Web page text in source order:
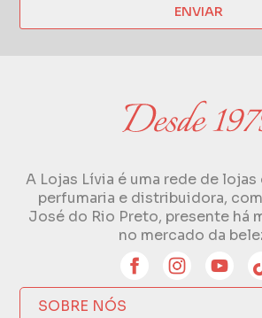
ENVIAR
A Lojas Lívia é uma rede de
perfumaria e distribuidora,
José do Rio Preto, presente há
no mercado da
SOBRE NÓS